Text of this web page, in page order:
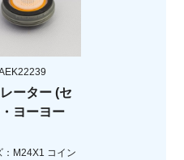
ーター (セ
ヨーヨー
：M24X1 コイン